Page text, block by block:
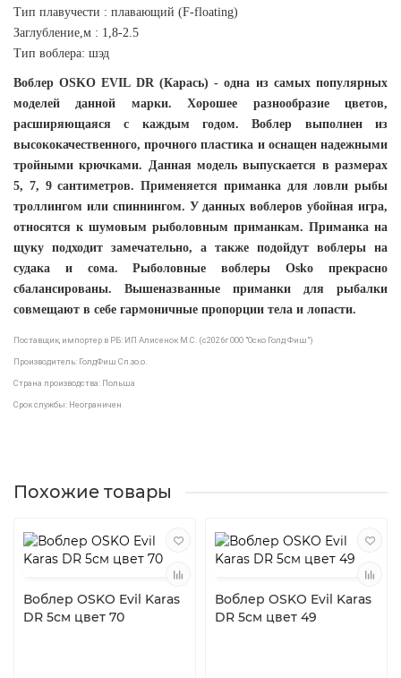
Тип плавучести : плавающий (F-floating)
Заглубление,м : 1,8-2.5
Тип воблера: шэд
Воблер OSKO EVIL DR (Карась)- одна из самых популярных
моделей данной марки. Хорошее разнообразие цветов,
расширяющаяся с каждым годом. Воблер выполнен из
высококачественного, прочного пластика и оснащен надежными
тройными крючками. Данная модель выпускается в размерах
5, 7, 9 сантиметров. Применяется приманка для ловли рыбы
троллингом или спиннингом. У данных воблеров убойная игра,
относятся к шумовым рыболовным приманкам. Приманка на
щуку подходит замечательно, а также подойдут воблеры на
судака и сома. Рыболовные воблеры Osko прекрасно
сбалансированы. Вышеназванные приманки для рыбалки
совмещают в себе гармоничные пропорции тела и лопасти.
Поставщик, импортер в РБ: ИП Алисенок М.С. (с2026г ООО "Оско Голд Фиш")
Производитель: ГолдФиш Сп.зо.о.
Страна производства: Польша
Срок службы: Неограничен
Похожие товары
Воблер OSKO Evil Karas
DR 5см цвет 70
Воблер OSKO Evil Karas
DR 5см цвет 49